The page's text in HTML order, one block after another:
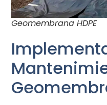
Geomembrana HDPE